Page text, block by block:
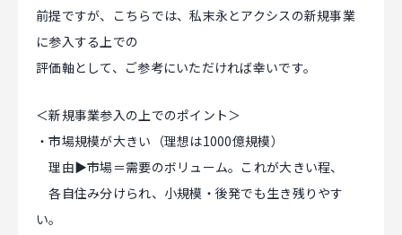
前提ですが、こちらでは、私末永とアクシスの新規事業
に参入する上での
評価軸として、ご参考にいただければ幸いです。
＜新規事業参入の上でのポイント＞
・市場規模が大きい（理想は1000億規模）
理由▶市場＝需要のボリューム。これが大きい程、
各自住み分けられ、小規模・後発でも生き残りやす
い。